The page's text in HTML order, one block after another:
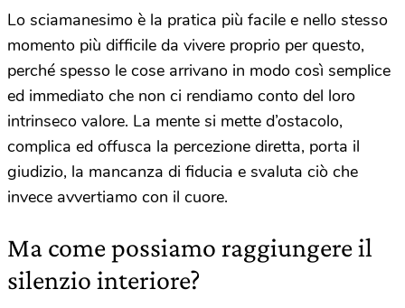
Lo sciamanesimo è la pratica più facile e nello stesso
momento più difficile da vivere proprio per questo,
perché spesso le cose arrivano in modo così semplice
ed immediato che non ci rendiamo conto del loro
intrinseco valore. La mente si mette d’ostacolo,
complica ed offusca la percezione diretta, porta il
giudizio, la mancanza di fiducia e svaluta ciò che
invece avvertiamo con il cuore.
Ma come possiamo raggiungere il
silenzio interiore?